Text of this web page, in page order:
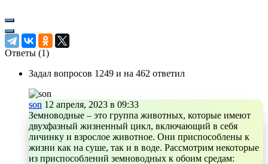
Ответы (1)
Задал вопросов 1249 и на 462 ответил
son 12 апреля, 2023 в 09:33
Земноводные – это группа животных, которые имеют
двухфазный жизненный цикл, включающий в себя
личинку и взрослое животное. Они приспособлены к
жизни как на суше, так и в воде. Рассмотрим некоторые
из приспособлений земноводных к обоим средам: